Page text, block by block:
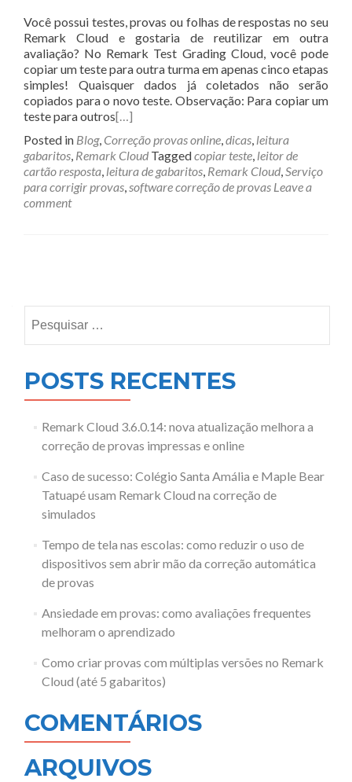
Você possui testes, provas ou folhas de respostas no seu
Remark Cloud e gostaria de reutilizar em outra
avaliação? No Remark Test Grading Cloud, você pode
copiar um teste para outra turma em apenas cinco etapas
simples! Quaisquer dados já coletados não serão
copiados para o novo teste. Observação: Para copiar um
teste para outros[…]
Posted in Blog, Correção provas online,dicas, leitura
gabaritos, Remark Cloud Taggedcopiar teste, leitor de
cartão resposta, leitura de gabaritos, Remark Cloud,Serviço
para corrigir provas,software correção de provas Leave a
comment
navigation
por:
POSTS RECENTES
Remark Cloud 3.6.0.14: nova atualização melhora a
correção de provas impressas e online
Caso de sucesso: Colégio Santa Amália e Maple Bear
Tatuapé usam Remark Cloud na correção de
simulados
Tempo de tela nas escolas: como reduzir o uso de
dispositivos sem abrir mão da correção automática
de provas
Ansiedade em provas: como avaliações frequentes
melhoram o aprendizado
Como criar provas com múltiplas versões no Remark
Cloud (até 5 gabaritos)
COMENTÁRIOS
ARQUIVOS